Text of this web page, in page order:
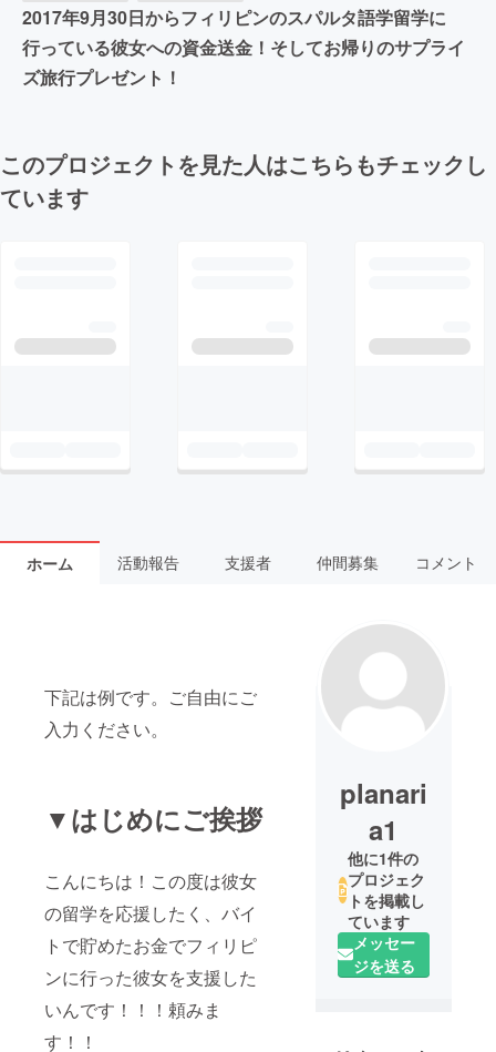
2017年9月30日からフィリピンのスパルタ語学留学に
行っている彼女への資金送金！そしてお帰りのサプライ
ズ旅行プレゼント！
このプロジェクトを見た人はこちらもチェックし
ています
ホーム 活動報告 支援者 仲間募集 コメント
下記は例です。ご自由にご
入力ください。
▼はじめにご挨拶
こんにちは！この度は彼女
の留学を応援したく、バイ
トで貯めたお金でフィリピ
ンに行った彼女を支援した
いんです！！！頼みま
す！！
planari
a1
他に1件の
プロジェク
トを掲載し
ています
メッセー
ジを送る